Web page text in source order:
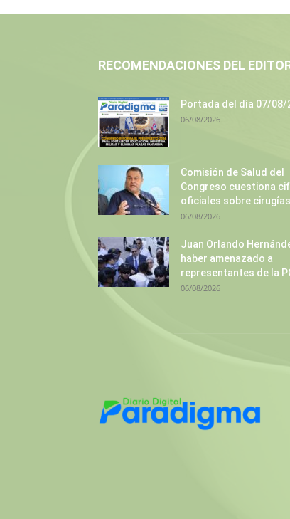
RECOMENDACIONES DEL
Portada del día 07/08/
06/08/2026
Comisión de Salud del
Congreso cuestiona
oficiales sobre cirugías
06/08/2026
Juan Orlando
haber amenazado a
representantes de la
06/08/2026